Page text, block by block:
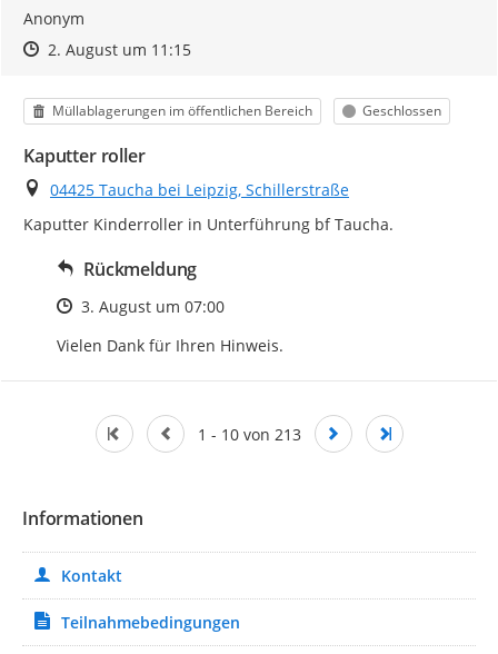
Anonym
Zeitpunkt des Erstellens
Zeitpunkt des Erstellens
2. August um 11:15Zur Äußerung
Kategorie
Müllablagerungen im öffentlichen Bereich Status
Geschlossen
Kaputter roller
Ort
04425 Taucha bei Leipzig, Schillerstraße
Kaputter Kinderroller in Unterführung bf Taucha.
Rückmeldung
Zeitpunkt des Erstellens
3. August um 07:00
Vielen Dank für Ihren Hinweis.
1 - 10 von 213
Informationen
Kontakt
Teilnahmebedingungen